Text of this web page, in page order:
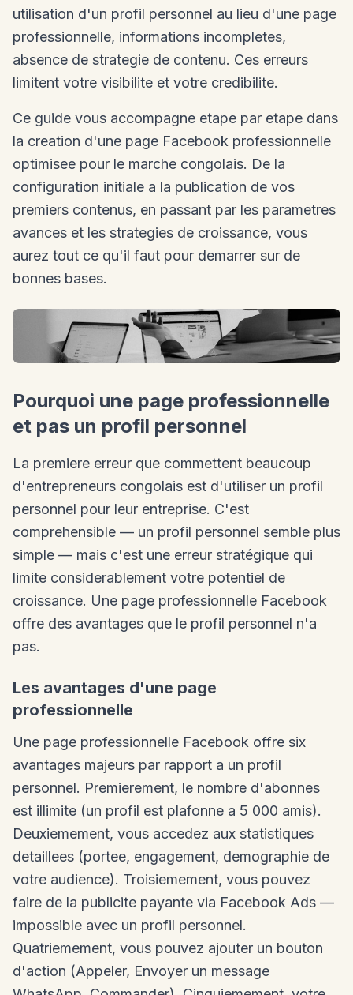
utilisation d'un profil personnel au lieu d'une page
professionnelle, informations incompletes,
absence de strategie de contenu. Ces erreurs
limitent votre visibilite et votre credibilite.
Ce guide vous accompagne etape par etape dans
la creation d'une page Facebook professionnelle
optimisee pour le marche congolais. De la
configuration initiale a la publication de vos
premiers contenus, en passant par les parametres
avances et les strategies de croissance, vous
aurez tout ce qu'il faut pour demarrer sur de
bonnes bases.
Pourquoi une page professionnelle
et pas un profil personnel
La premiere erreur que commettent beaucoup
d'entrepreneurs congolais est d'utiliser un profil
personnel pour leur entreprise. C'est
comprehensible — un profil personnel semble plus
simple — mais c'est une erreur stratégique qui
limite considerablement votre potentiel de
croissance. Une page professionnelle Facebook
offre des avantages que le profil personnel n'a
pas.
Les avantages d'une page
professionnelle
Une page professionnelle Facebook offre six
avantages majeurs par rapport a un profil
personnel. Premierement, le nombre d'abonnes
est illimite (un profil est plafonne a 5 000 amis).
Deuxiemement, vous accedez aux statistiques
detaillees (portee, engagement, demographie de
votre audience). Troisiemement, vous pouvez
faire de la publicite payante via Facebook Ads —
impossible avec un profil personnel.
Quatriemement, vous pouvez ajouter un bouton
d'action (Appeler, Envoyer un message